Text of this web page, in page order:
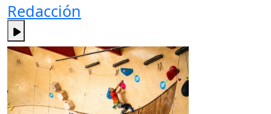
Redacción